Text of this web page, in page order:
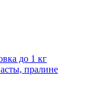
до 1 кг
пралине